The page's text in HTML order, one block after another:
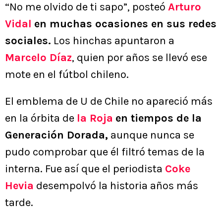
“No me olvido de ti sapo”, posteó Arturo
Vidal en muchas ocasiones en sus redes
sociales. Los hinchas apuntaron a
Marcelo Díaz, quien por años se llevó ese
mote en el fútbol chileno.
El emblema de U de Chile no apareció más
en la órbita de la Roja en tiempos de la
Generación Dorada, aunque nunca se
pudo comprobar que él filtró temas de la
interna. Fue así que el periodista Coke
Hevia desempolvó la historia años más
tarde.